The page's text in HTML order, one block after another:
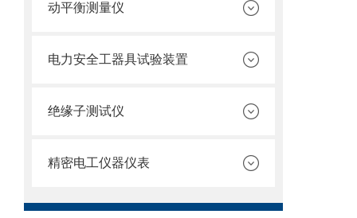
动平衡测量仪
电力安全工器具试验装置
绝缘子测试仪
精密电工仪器仪表